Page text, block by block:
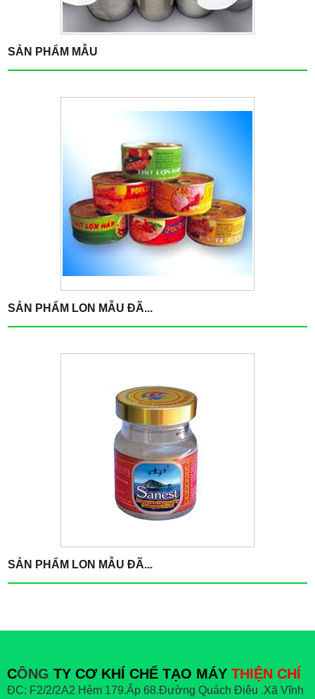
SẢN PHẨM MẪU
SẢN PHẨM LON MẪU ĐÃ...
SẢN PHẨM LON MẪU ĐÃ...
CÔNG TY CƠ KHÍ CHẾ TẠO MÁY THIỆN CHÍ
ĐC: F2/2/2A2 Hẻm 179.Ấp 68.Đường Quách Điêu .Xã Vĩnh